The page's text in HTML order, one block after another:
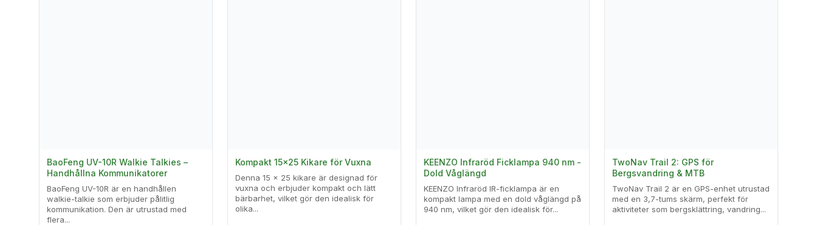
BaoFeng UV-10R Walkie Talkies –
Handhållna Kommunikatorer
BaoFeng UV-10R är en handhållen
walkie-talkie som erbjuder pålitlig
kommunikation. Den är utrustad med
flera...
Kompakt 15x25 Kikare för Vuxna
Denna 15 x 25 kikare är designad för
vuxna och erbjuder kompakt och lätt
bärbarhet, vilket gör den idealisk för
olika...
KEENZO Infraröd Ficklampa 940 nm -
Dold Våglängd
KEENZO Infraröd IR-ficklampa är en
kompakt lampa med en dold våglängd på
940 nm, vilket gör den idealisk för...
TwoNav Trail 2: GPS för
Bergsvandring & MTB
TwoNav Trail 2 är en GPS-enhet utrustad
med en 3,7-tums skärm, perfekt för
aktiviteter som bergsklättring, vandring...